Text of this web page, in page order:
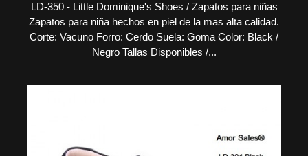
LD-350 - Little Dominique's Shoes / Zapatos para niñas
Zapatos para niña hechos en piel de la mas alta calidad.
Corte: Vacuno Forro: Cerdo Suela: Goma Color: Black /
Negro Tallas Disponibles /...